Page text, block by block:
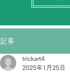
記事
trickart4
2025年1月25日